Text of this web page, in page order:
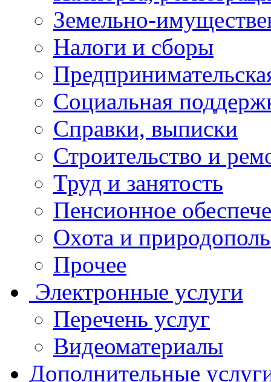
Земельно-
Налоги и сборы
Социальная
Справки, выписки
Строительство и
Труд и занятость
Пенсионное
Охота и
Прочее
Электронные услуги
Перечень услуг
Видеоматериалы
Дополнительные